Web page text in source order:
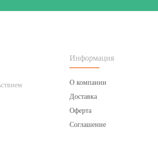
Информация
О компании
Доставка
Оферта
Соглашение